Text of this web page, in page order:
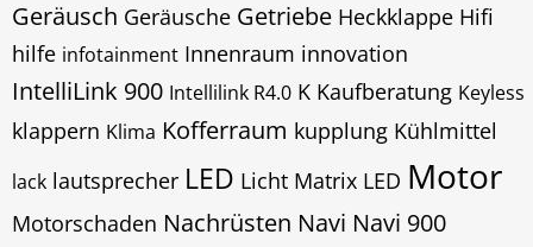
Geräusch Geräusche Getriebe Heckklappe Hifi
hilfe infotainment Innenraum innovation
IntelliLink 900 Intellilink R4.0 K Kaufberatung Keyless
klappern Klima Kofferraum kupplung Kühlmittel
lack lautsprecher LED Licht Matrix LED Motor
Motorschaden Nachrüsten Navi Navi 900